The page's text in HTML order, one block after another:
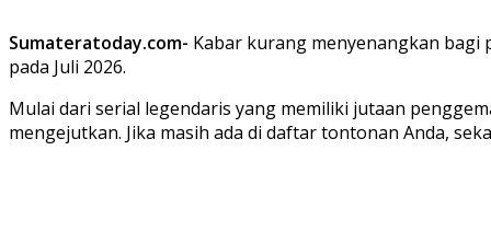
Sumateratoday.com- Kabar kurang menyenangkan
pada Juli 2026.
Mulai dari serial legendaris yang memiliki jutaan
mengejutkan. Jika masih ada di daftar tontonan Anda,